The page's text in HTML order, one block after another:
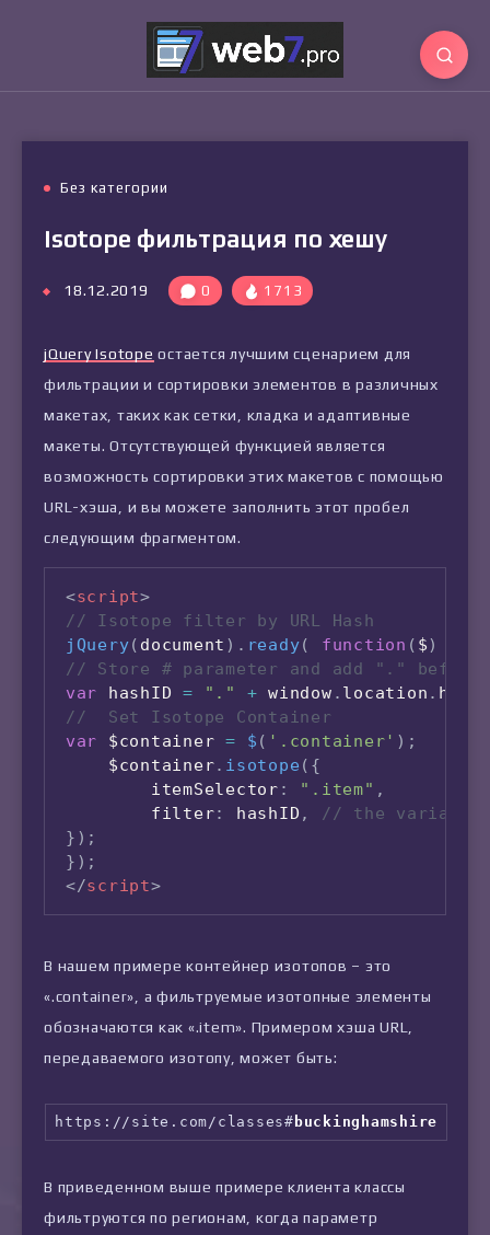
Без категории
Isotope фильтрация по хешу
18.12.2019 0 1713
jQuery Isotope остается лучшим сценарием для
фильтрации и сортировки элементов в различных
макетах, таких как сетки, кладка и адаптивные
макеты. Отсутствующей функцией является
возможность сортировки этих макетов с помощью
URL-хэша, и вы можете заполнить этот пробел
следующим фрагментом.
<script>
// Isotope filter by URL Hash
jQuery( document ) . ready( function ( $)
// Store # parameter and add "." before
var hashID = "." + window . location . hash
//  Set Isotope Container
var $container = $ ( '.container' ) ;
    $container
. isotope ( {
        itemSelector
: ".item" ,
        filter
: hashID ,
// the
} ) ;
} ) ;
</script>
В нашем примере контейнер изотопов – это
«.container», а фильтруемые изотопные элементы
обозначаются как «.item». Примером хэша URL,
передаваемого изотопу, может быть:
https://site.com/classes# buckinghamshire
В приведенном выше примере клиента классы
фильтруются по регионам, когда параметр